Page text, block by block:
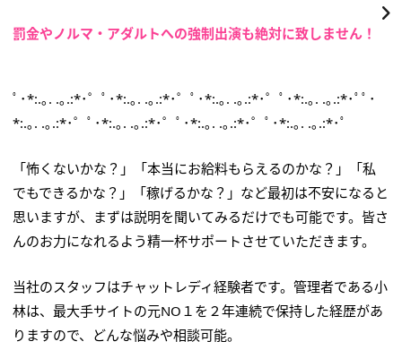
罰金やノルマ・アダルトへの強制出演も絶対に致しません！
ﾟ･*:.｡. .｡.:*･゜ﾟ･*:.｡. .｡.:*･゜ﾟ･*:.｡. .｡.:*･゜ﾟ･*:.｡. .｡.:*･ﾟﾟ･
*:.｡. .｡.:*･゜ﾟ･*:.｡. .｡.:*･゜ﾟ･*:.｡. .｡.:*･゜ﾟ･*:.｡. .｡.:*･ﾟ
「怖くないかな？」「本当にお給料もらえるのかな？」「私
でもできるかな？」「稼げるかな？」など最初は不安になると
思いますが、まずは説明を聞いてみるだけでも可能です。皆さ
んのお力になれるよう精一杯サポートさせていただきます。
当社のスタッフはチャットレディ経験者です。管理者である小
林は、最大手サイトの元NO１を２年連続で保持した経歴があ
りますので、どんな悩みや相談可能。